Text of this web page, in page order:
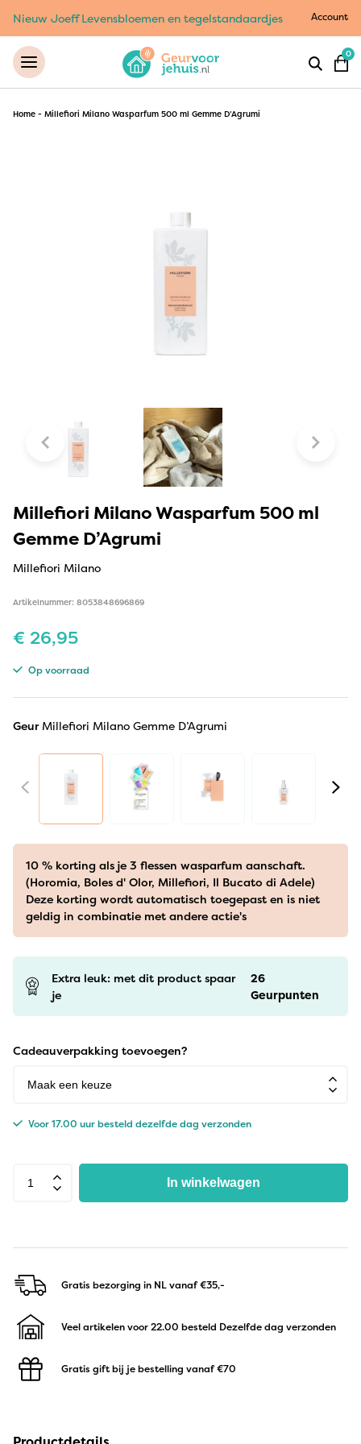
Nieuw Joeff Levensbloemen en tegelstandaardjes Account
0
Home - Millefiori Milano Wasparfum 500 ml Gemme D’Agrumi
Millefiori Milano Wasparfum 500 ml
Gemme D’Agrumi
Millefiori Milano
Artikelnummer: 8053848696869
€ 26,95
Op voorraad
Geur Millefiori Milano Gemme D’Agrumi
10 % korting als je 3 flessen wasparfum aanschaft.
(Horomia, Boles d' Olor, Millefiori, Il Bucato di Adele)
Deze korting wordt automatisch toegepast en is niet
geldig in combinatie met andere actie's
Extra leuk: met dit product spaar
je
26
Geurpunten
Cadeauverpakking toevoegen?
Voor 17.00 uur besteld dezelfde dag verzonden
In winkelwagen
Gratis bezorging in NLvanaf €35,-
Veel artikelen voor 22.00 besteld Dezelfde dag verzonden
Gratis gift bij je bestelling vanaf €70